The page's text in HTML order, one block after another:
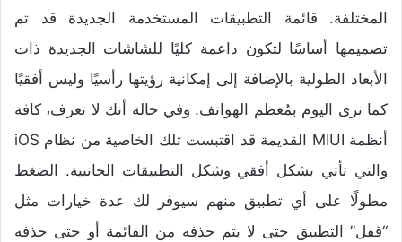
المختلفة. قائمة التطبيقات المستخدمة الجديدة قد تم
تصميمها أساسًا لتكون داعمة كليًا للشاشات الجديدة ذات
الأبعاد الطولية بالإضافة إلى إمكانية رؤيتها رأسيًا وليس أفقيًا
كما نرى اليوم بمُعظم الهواتف. وفي حالة أنك لا تعرف، كافة
أنظمة MIUI القديمة قد اقتبست تلك الخاصية من نظام iOS
والتي تأتي بشكل أفقي وشكل التطبيقات الجانبية. الضغط
مطولًا على أي تطبيق منهم سيوفر لك عدة خيارات مثل
“قفل” التطبيق حتى لا يتم حذفه من القائمة أو حتى حذفه